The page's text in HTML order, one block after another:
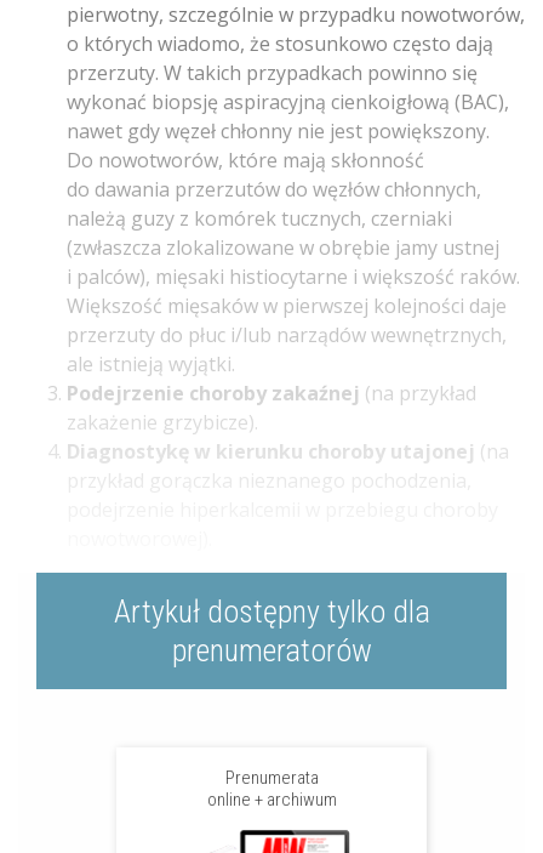
pierwotny, szczególnie w przypadku nowotworów,
o których wiadomo, że stosunkowo często dają
przerzuty. W takich przypadkach powinno się
wykonać biopsję aspiracyjną cienkoigłową (BAC),
nawet gdy węzeł chłonny nie jest powiększony.
Do nowotworów, które mają skłonność
do dawania przerzutów do węzłów chłonnych,
należą guzy z komórek tucznych, czerniaki
(zwłaszcza zlokalizowane w obrębie jamy ustnej
i palców), mięsaki histiocytarne i większość raków.
Większość mięsaków w pierwszej kolejności daje
przerzuty do płuc i/lub narządów wewnętrznych,
ale istnieją wyjątki.
Podejrzenie choroby zakaźnej (na przykład
zakażenie grzybicze).
Diagnostykę w kierunku choroby utajonej (na
przykład gorączka nieznanego pochodzenia,
Artykuł dostępny tylko dla
prenumeratorów
Prenumerata
online + archiwum